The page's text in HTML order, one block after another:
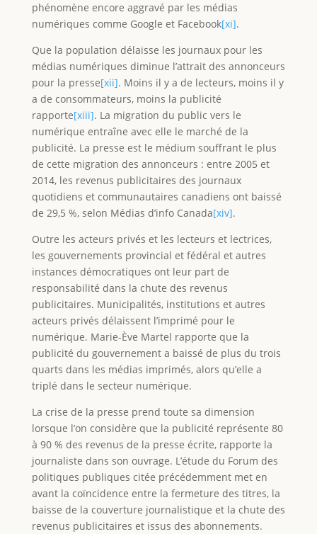
phénomène encore aggravé par les médias
numériques comme Google et Facebook[xi].
Que la population délaisse les journaux pour les
médias numériques diminue l’attrait des annonceurs
pour la presse[xii]. Moins il y a de lecteurs, moins il y
a de consommateurs, moins la publicité
rapporte[xiii]. La migration du public vers le
numérique entraîne avec elle le marché de la
publicité. La presse est le médium souffrant le plus
de cette migration des annonceurs : entre 2005 et
2014, les revenus publicitaires des journaux
quotidiens et communautaires canadiens ont baissé
de 29,5 %, selon Médias d’info Canada[xiv].
Outre les acteurs privés et les lecteurs et lectrices,
les gouvernements provincial et fédéral et autres
instances démocratiques ont leur part de
responsabilité dans la chute des revenus
publicitaires. Municipalités, institutions et autres
acteurs privés délaissent l’imprimé pour le
numérique. Marie-Ève Martel rapporte que la
publicité du gouvernement a baissé de plus du trois
quarts dans les médias imprimés, alors qu’elle a
triplé dans le secteur numérique.
La crise de la presse prend toute sa dimension
lorsque l’on considère que la publicité représente 80
à 90 % des revenus de la presse écrite, rapporte la
journaliste dans son ouvrage. L’étude du Forum des
politiques publiques citée précédemment met en
avant la coïncidence entre la fermeture des titres, la
baisse de la couverture journalistique et la chute des
revenus publicitaires et issus des abonnements.